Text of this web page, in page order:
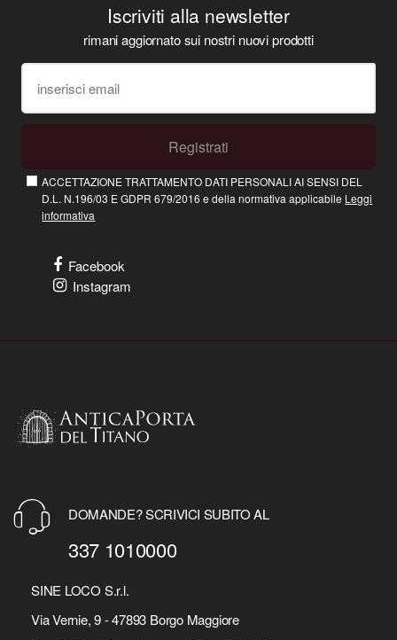
Iscriviti alla newsletter
rimani aggiornato sui nostri nuovi prodotti
Registrati
ACCETTAZIONE TRATTAMENTO DATI PERSONALI AI SENSI DEL
D.L. N.196/03 E GDPR 679/2016 e della normativa applicabile Leggi
informativa
Facebook
Instagram
DOMANDE? SCRIVICI SUBITO AL
337 1010000
SINE LOCO S.r.l.
Via Vernie, 9 - 47893 Borgo Maggiore